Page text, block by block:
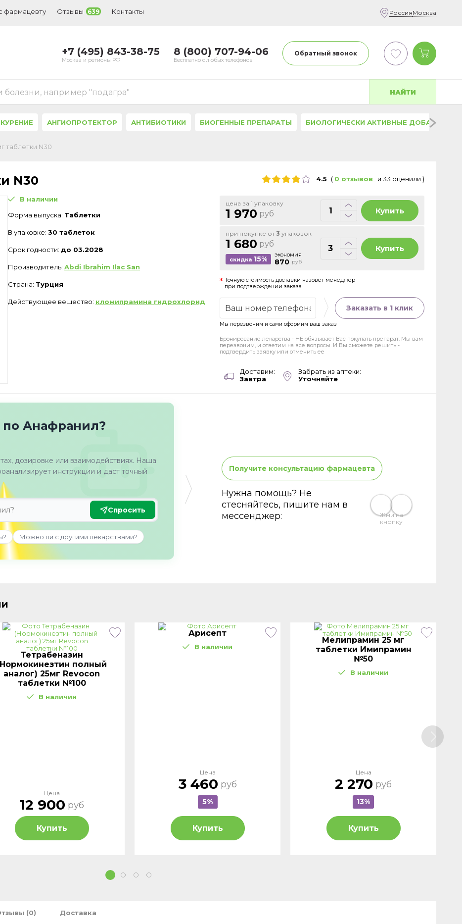
фармацевту Отзывы 639 Контакты РоссияМосква
+7 (495) 843-38-75
Москва и регионы РФ
8 (800) 707-94-06
Бесплатно с любых телефонов
Обратный звонок
болезни, например "подагра" НАЙТИ
АНГИОПРОТЕКТОР АНТИБИОТИКИ БИОГЕННЫЕ ПРЕПАРАТЫ БИОЛОГИЧЕСКИ АКТИВНЫЕ ДОБАВКИ
таблетки N30
N30 4.5 ( 0 отзывов и 33 оценили )
В наличии
Форма выпуска: Таблетки
В упаковке: 30 таблеток
Срок годности: до 03.2028
Производитель: Abdi Ibrahim Ilac San
Страна: Турция
Действующее вещество: кломипрамина гидрохлорид
цена за 1 упаковку
1 970 руб Купить
при покупке от 3 упаковок
1 680 руб
скидка 15% экономия
870 руб
Купить
Точную стоимость доставки назовет менеджер
при подтверждении заказа
Заказать в 1 клик
Мы перезвоним и сами оформим ваш заказ
Бронирование лекарства - НЕ обязывает Вас покупать препарат. Мы вам
перезвоним, и ответим на все вопросы. И Вы сможете решить -
подтвердить заявку или отменить ее
Доставим:
Завтра
Забрать из аптеки:
Уточняйте
по Анафранил?
дозировке или взаимодействиях. Наша
инструкции и даст точный
Спросить
Можно ли с другими лекарствами?
Получите консультацию фармацевта
Нужна помощь? Не
стесняйтесь, пишите нам в
мессенджер:
Жми на
кнопку
Тетрабеназин
полный
аналог) 25мг Revocon
таблетки №100
В наличии
Цена
12 900 руб
Купить
Арисепт
В наличии
Цена
3 460 руб
5%
Купить
Мелипрамин 25 мг
таблетки Имипрамин
№50
В наличии
Цена
2 270 руб
13%
Купить
(0) Доставка